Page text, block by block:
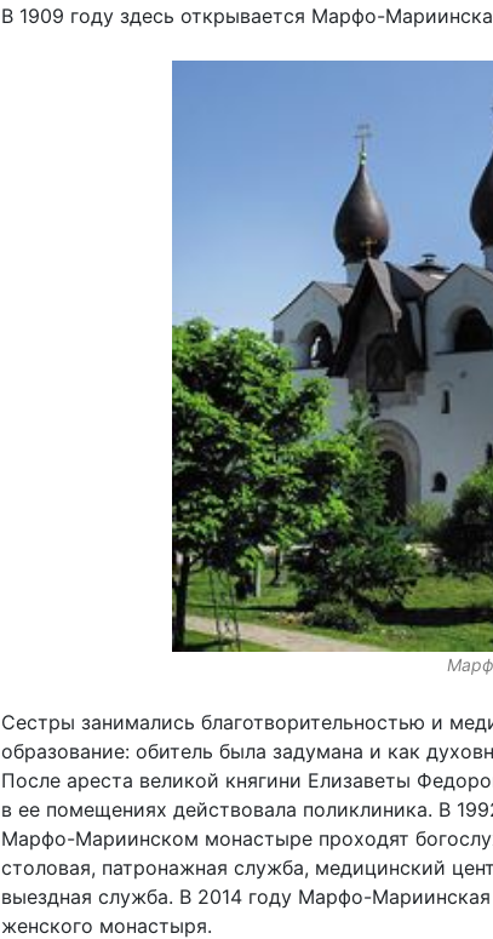
В 1909 году здесь открывается Марфо-
Сестры занимались благотворительностью и
образование: обитель была задумана и как
После ареста великой княгини Елизаветы
в ее помещениях действовала поликлиника. В
Марфо-Мариинском монастыре проходят
столовая, патронажная служба, медицинский
выездная служба. В 2014 году Марфо-
женского монастыря.